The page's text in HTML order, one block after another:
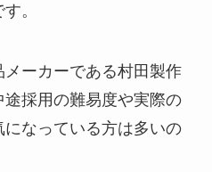
。
ーカーである村田製作
採用の難易度や実際の
なっている方は多いの